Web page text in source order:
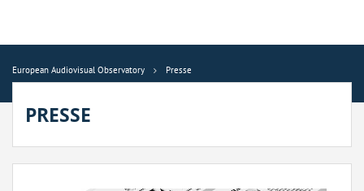
European Audiovisual Observatory Presse
PRESSE